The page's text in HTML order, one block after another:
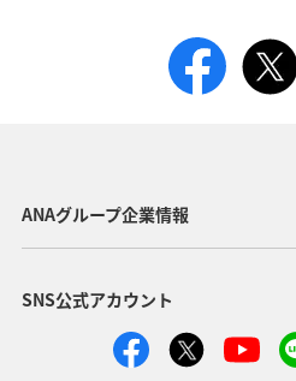
ANAグループ企業情報
SNS公式アカウント